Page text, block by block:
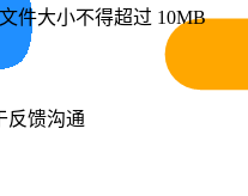
件大小不得超过 10MB
反馈沟通